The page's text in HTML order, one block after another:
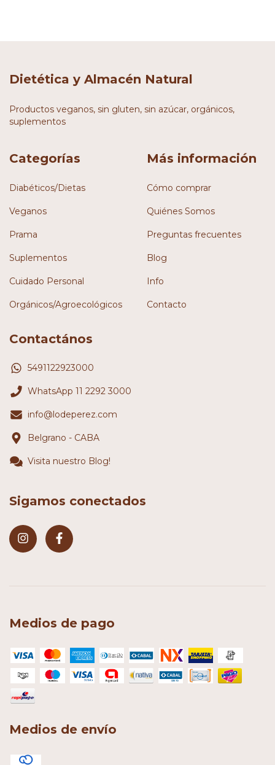
Dietética y Almacén Natural
Productos veganos, sin gluten, sin azúcar, orgánicos,
suplementos
Categorías
Diabéticos/Dietas
Veganos
Prama
Suplementos
Cuidado Personal
Orgánicos/Agroecológicos
Más información
Cómo comprar
Quiénes Somos
Preguntas frecuentes
Blog
Info
Contacto
Contactános
5491122923000
WhatsApp 11 2292 3000
info@lodeperez.com
Belgrano - CABA
Visita nuestro Blog!
Sigamos conectados
Medios de pago
Medios de envío